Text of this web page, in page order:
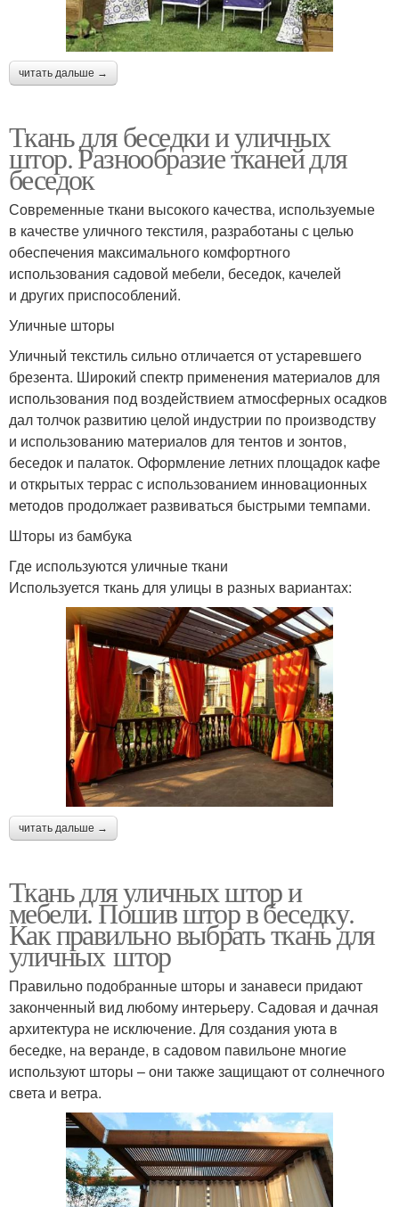
читать дальше →
Ткань для беседки и уличных
штор. Разнообразие тканей для
беседок
Современные ткани высокого качества, используемые
в качестве уличного текстиля, разработаны с целью
обеспечения максимального комфортного
использования садовой мебели, беседок, качелей
и других приспособлений.
Уличные шторы
Уличный текстиль сильно отличается от устаревшего
брезента. Широкий спектр применения материалов для
использования под воздействием атмосферных осадков
дал толчок развитию целой индустрии по производству
и использованию материалов для тентов и зонтов,
беседок и палаток. Оформление летних площадок кафе
и открытых террас с использованием инновационных
методов продолжает развиваться быстрыми темпами.
Шторы из бамбука
Где используются уличные ткани
Используется ткань для улицы в разных вариантах:
читать дальше →
Ткань для уличных штор и
мебели. Пошив штор в беседку.
Как правильно выбрать ткань для
уличных штор
Правильно подобранные шторы и занавеси придают
законченный вид любому интерьеру. Садовая и дачная
архитектура не исключение. Для создания уюта в
беседке, на веранде, в садовом павильоне многие
используют шторы – они также защищают от солнечного
света и ветра.